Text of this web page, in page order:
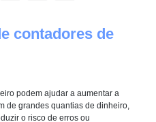
contadores de
podem ajudar a aumentar a
de grandes quantias de dinheiro,
o risco de erros ou